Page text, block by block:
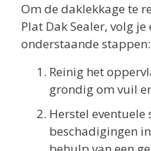
Om de daklekkage te
Plat Dak Sealer, volg
onderstaande stappen:
Reinig het
grondig om vuil
Herstel eventuele
beschadigingen